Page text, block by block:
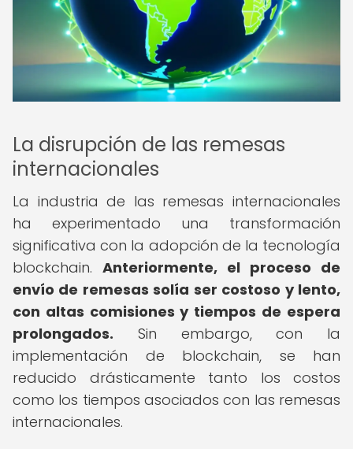
La disrupción de las remesas
internacionales
La industria de las remesas internacionales
ha experimentado una transformación
significativa con la adopción de la tecnología
blockchain. Anteriormente, el proceso de
envío de remesas solía ser costoso y lento,
con altas comisiones y tiempos de espera
prolongados. Sin embargo, con la
implementación de blockchain, se han
reducido drásticamente tanto los costos
como los tiempos asociados con las remesas
internacionales.